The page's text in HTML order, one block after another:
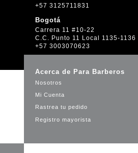
+57 3125711831
Bogotá
Carrera 11 #10-22
C.C. Punto 11 Local 1135-1136
+57 3003070623
Acerca de Para Barberos
Nosotros
Mi Cuenta
Rastrea tu pedido
Registro mayorista